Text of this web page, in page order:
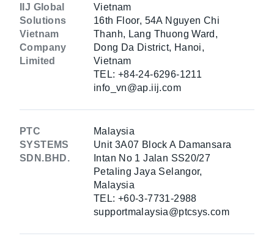
IIJ Global
Solutions
Vietnam
Company
Limited
Vietnam
16th Floor, 54A Nguyen Chi
Thanh, Lang Thuong Ward,
Dong Da District, Hanoi,
Vietnam
TEL: +84-24-6296-1211
info_vn@ap.iij.com
PTC
SYSTEMS
SDN.BHD.
Malaysia
Unit 3A07 Block A Damansara
Intan No 1 Jalan SS20/27
Petaling Jaya Selangor,
Malaysia
TEL: +60-3-7731-2988
supportmalaysia@ptcsys.com